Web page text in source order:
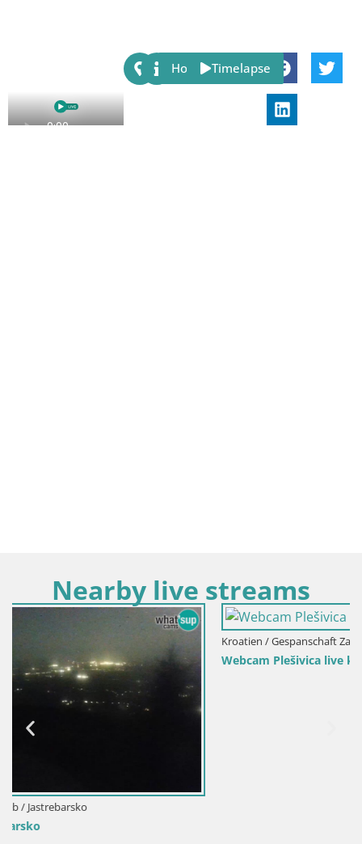
Share:
Host Timelapse
Nearby live streams
Kroatien / Gespanschaft Zagreb / Jastrebarsko
Webcam Plešivica live kamera Jastrebarsko